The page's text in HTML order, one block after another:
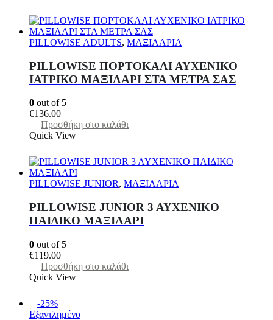
PILLOWISE ADULTS, ΜΑΞΙΛΑΡΙΑ
PILLOWISE ΠΟΡΤΟΚΑΛΙ ΑΥΧΕΝΙΚΟ
ΙΑΤΡΙΚΟ ΜΑΞΙΛΑΡΙ ΣΤΑ ΜΕΤΡΑ ΣΑΣ
0 out of 5
€136.00
Προσθήκη στο καλάθι
Quick View
PILLOWISE JUNIOR, ΜΑΞΙΛΑΡΙΑ
PILLOWISE JUNIOR 3 AYXENIKO
ΠΑΙΔΙΚΟ ΜΑΞΙΛΑΡΙ
0 out of 5
€119.00
Προσθήκη στο καλάθι
Quick View
-25%
Εξαντλημένο